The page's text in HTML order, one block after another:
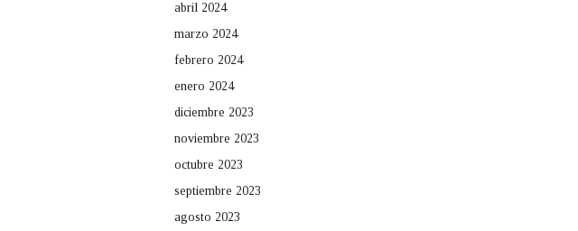
abril 2024
marzo 2024
febrero 2024
enero 2024
diciembre 2023
noviembre 2023
octubre 2023
septiembre 2023
agosto 2023